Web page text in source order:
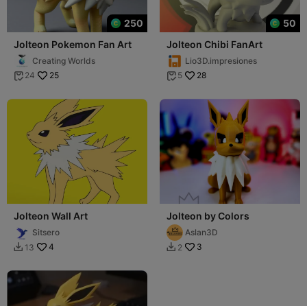
250
Jolteon Pokemon Fan Art
Creating Worlds
 24 25
50
Jolteon Chibi FanArt
Lio3D.impresiones
 5 28
Jolteon Wall Art
Sitsero
 13 4
Jolteon by Colors
Aslan3D
 2 3